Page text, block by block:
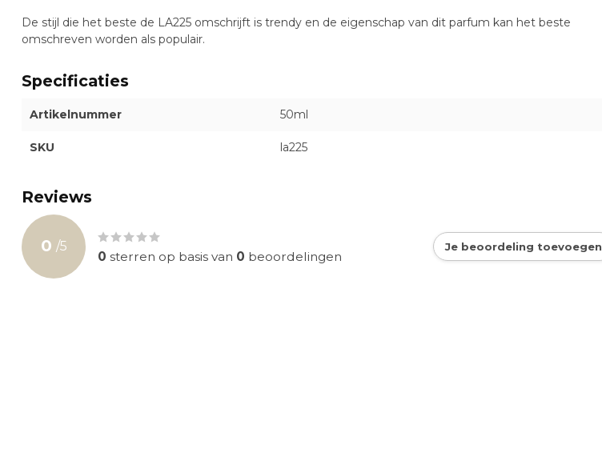
De stijl die het beste de LA225 omschrijft is trendy en de eigenschap van dit parfum kan het beste
omschreven worden als populair.
Specificaties
Artikelnummer 50ml
SKU la225
Reviews
0 /5
0 sterren op basis van 0 beoordelingen
Je beoordeling toevoegen